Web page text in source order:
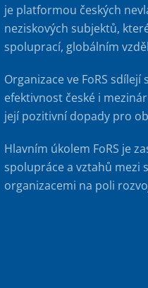
je platformou českých
neziskových subjektů,
spoluprací, globálním
Organizace ve FoRS
efektivnost české i
její pozitivní dopady pro
Hlavním úkolem FoRS je
spolupráce a vztahů mezi
organizacemi na poli